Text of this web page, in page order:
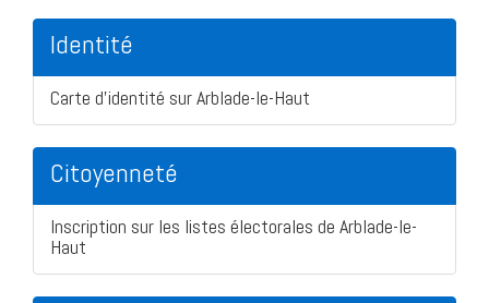
Identité
Carte d'identité sur Arblade-le-Haut
Citoyenneté
Inscription sur les listes électorales de Arblade-le-
Haut